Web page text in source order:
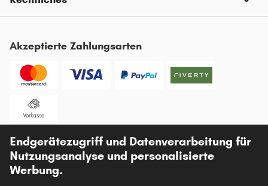
Akzeptierte Zahlungsarten
Vorkasse
Unsere Versandpartner
Endgerätezugriff und Datenverarbeitung für
Nutzungsanalyse und personalisierte
Werbung.